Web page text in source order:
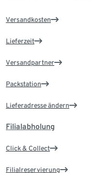
Versandkosten
Lieferzeit
Versandpartner
Packstation
Lieferadresse ändern
Filialabholung
Click & Collect
Filialreservierung